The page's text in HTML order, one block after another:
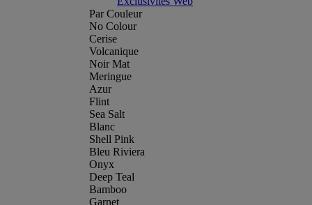
Par Couleur
No Colour
Cerise
Volcanique
Noir Mat
Meringue
Azur
Flint
Sea Salt
Blanc
Shell Pink
Bleu Riviera
Onyx
Deep Teal
Bamboo
Garnet